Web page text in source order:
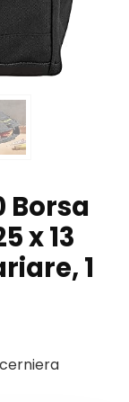
Borsa
x 13
1